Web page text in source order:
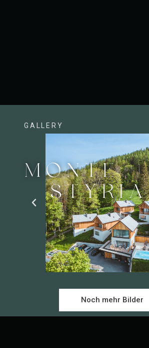
GALLERY
MONTE
STYRIA
Noch mehr Bilder